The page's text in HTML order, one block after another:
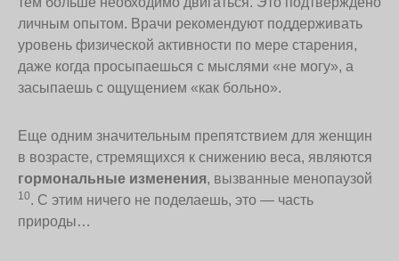
личным опытом. Врачи рекомендуют поддерживать
уровень физической активности по мере старения,
даже когда просыпаешься с мыслями «не могу», а
засыпаешь с ощущением «как больно».
Еще одним значительным препятствием для женщин
в возрасте, стремящихся к снижению веса, являются
гормональные изменения, вызванные менопаузой
10. С этим ничего не поделаешь, это — часть
природы…